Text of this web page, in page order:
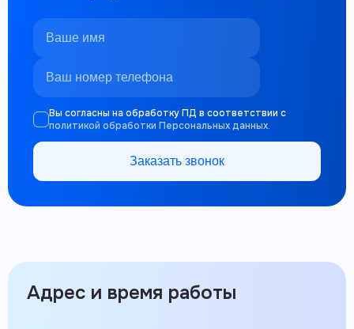
Вы согласны на обработку ПД в соответствии с
политикой обработки Персональных данных.
Заказать звонок
Адрес и время работы